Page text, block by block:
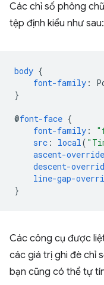
Các chỉ số phông
tệp định kiểu như sau:
body {
font-family :
}
@font-face {
font-family :
src : local(
ascent-override
descent-
line-gap-
}
Các công cụ được
các giá trị ghi đè chỉ
bạn cũng có thể tự